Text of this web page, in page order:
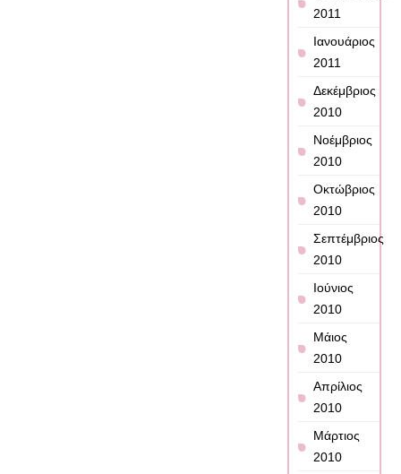
2011
Ιανουάριος
2011
Δεκέμβριος
2010
Νοέμβριος
2010
Οκτώβριος
2010
Σεπτέμβριος
2010
Ιούνιος
2010
Μάιος
2010
Απρίλιος
2010
Μάρτιος
2010